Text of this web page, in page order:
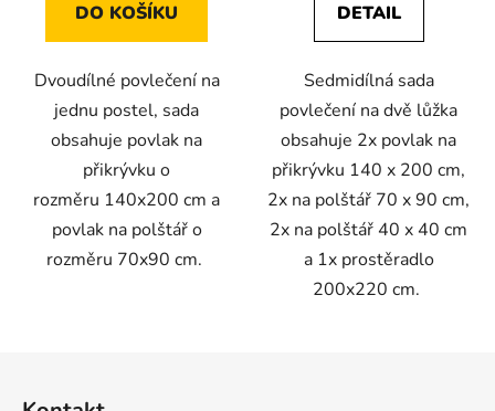
DO KOŠÍKU
Dvoudílné povlečení na
jednu postel, sada
obsahuje povlak na
přikrývku o
rozměru 140x200 cm a
povlak na polštář o
rozměru 70x90 cm.
DETAIL
Sedmidílná sada
povlečení na dvě lůžka
obsahuje 2x povlak na
přikrývku 140 x 200 cm,
2x na polštář 70 x 90 cm,
2x na polštář 40 x 40 cm
a 1x prostěradlo
200x220 cm.